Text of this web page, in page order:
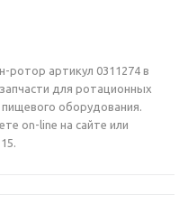
ротор артикул 0311274 в
для ротационных
оборудования.
on-line на сайте или